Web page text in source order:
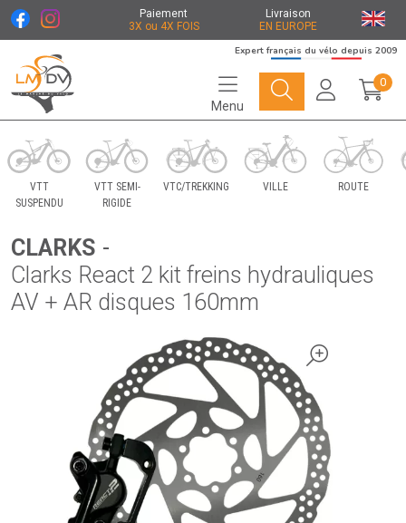
Paiement
3X ou 4X FOIS
Livraison
EN EUROPE
Le Marché du Vélo Votre distributeurs de vélo
Expert français du vélo depuis 2009
Menu
0
VTT
SUSPENDU
VTT SEMI-
RIGIDE
VTC/TREKKING VILLE ROUTE
CLARKS -
Clarks React 2 kit freins hydrauliques
AV + AR disques 160mm